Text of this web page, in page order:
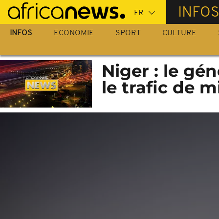
Passer
au
contenu
INFOS
INFOS ECONOMIE SPORT CULTURE
Niger : le
le trafic de